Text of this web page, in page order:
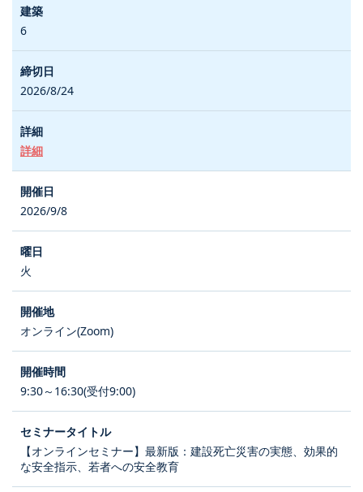
6
2026/8/24
詳細
2026/9/8
火
オンライン(Zoom)
9:30～16:30(受付9:00)
【オンラインセミナー】最新版：建設死亡災害の実態、効果的
な安全指示、若者への安全教育